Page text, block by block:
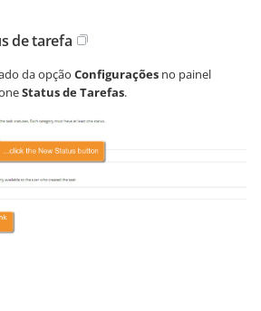
de tarefa
da opção Configurações no painel
Status de Tarefas.